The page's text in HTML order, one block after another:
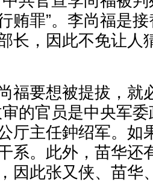
贿罪”。李尚福是
长，因此不免让人
福要想被提拔，就
的官员是中央军
厅主任鈡绍军。如
系。此外，苗华还
因此张又侠、苗华